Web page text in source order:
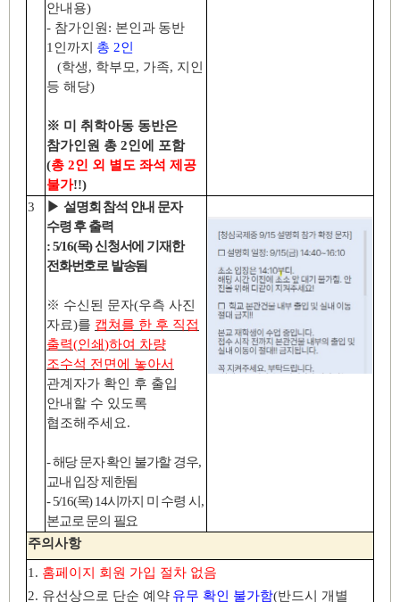
안내용)
- 참가인원 : 본인과 동반
1 인까지 총 2인
(학생, 학부모, 가족, 지인
등 해당)
※ 미 취학아동 동반은
참가인원 총 2인에 포함
(총 2인 외 별도 좌석 제공
불가!!)
3
▶ 설명회 참석 안내 문자
수령 후 출력
: 5/16(목)신청서에 기재한
전화번호로 발송됨
※ 수신된 문자(우측 사진
자료)를 캡쳐를 한 후 직접
출력(인쇄)하여 차량
조수석 전면에 놓아서
관계자가 확인 후 출입
안내할 수 있도록
협조해주세요.
-해당 문자 확인 불가할 경우,
교내 입장 제한됨
- 5/16(목) 14시까지 미 수령 시 ,
본교로 문의 필요
주의사항
1. 홈페이지 회원 가입 절차 없음
2. 유선상으로 단순 예약 유무 확인 불가함(반드시 개별